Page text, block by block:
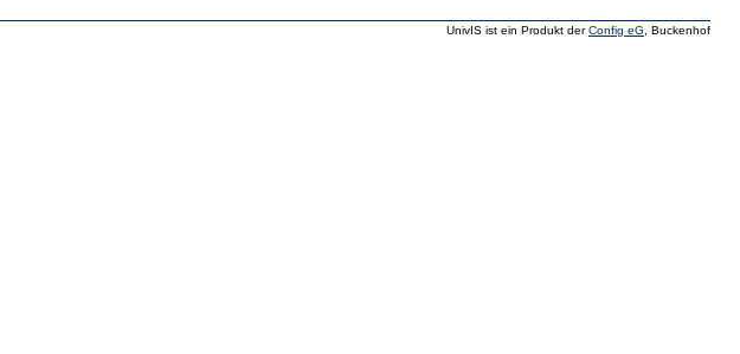
UnivIS ist ein Produkt derConfig eG , Buckenhof